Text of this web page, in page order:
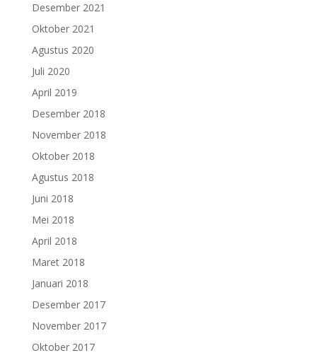
Desember 2021
Oktober 2021
Agustus 2020
Juli 2020
April 2019
Desember 2018
November 2018
Oktober 2018
Agustus 2018
Juni 2018
Mei 2018
April 2018
Maret 2018
Januari 2018
Desember 2017
November 2017
Oktober 2017